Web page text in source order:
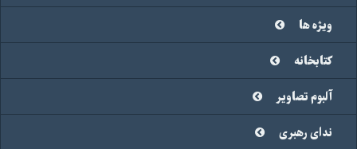
ویژه ها
کتابخانه
آلبوم تصاویر
ندای رهبری